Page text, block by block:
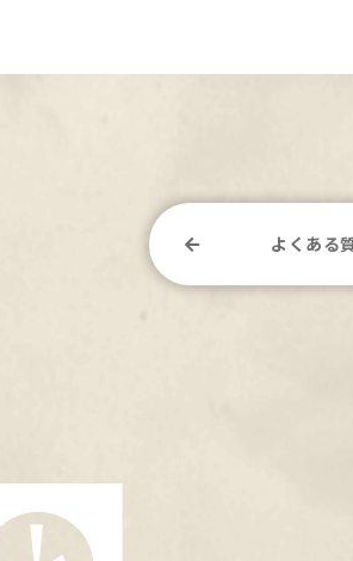
よくある